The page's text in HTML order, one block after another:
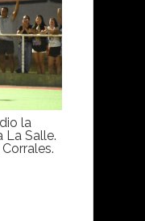
la
La Salle.